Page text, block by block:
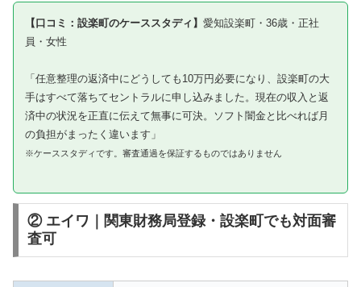
【口コミ：設楽町のケーススタディ】 愛知設楽町・36歳・正社
員・女性
「任意整理の返済中にどうしても10万円必要になり、設楽町の大
手はすべて落ちてセントラルに申し込みました。現在の収入と返
済中の状況を正直に伝えて無事に可決。ソフト闇金と比べれば月
の負担がまったく違います」
※ケーススタディです。審査通過を保証するものではありません
② エイワ｜関東財務局登録・設楽町でも対面審
査可